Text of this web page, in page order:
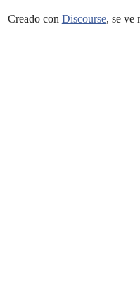
Creado con Discourse, se ve